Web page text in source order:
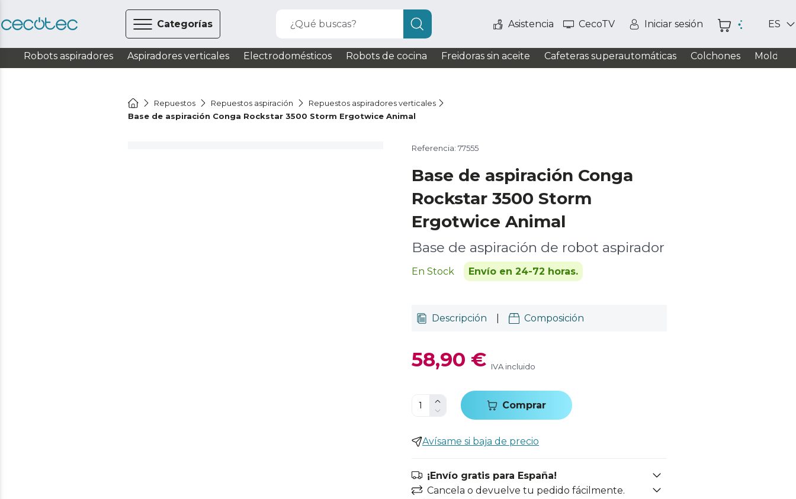
Categorías ¿Qué buscas? Asistencia CecoTV Iniciar sesión ES
Robots aspiradores Aspiradores verticales Electrodomésticos Robots de cocina Freidoras sin aceite Cafeteras superautomáticas Colchones
Repuestos Repuestos aspiración
Repuestos aspiradores verticales
Base de aspiración Conga Rockstar 3500 Storm Ergotwice Animal
Referencia: 77555
Base de aspiración Conga
Rockstar 3500 Storm
Ergotwice Animal
Base de aspiración de robot aspirador
En Stock Envío en 24-72 horas.
Descripción Composición
58,90 € IVA incluido
Comprar
Avísame si baja de precio
¡Envío gratis para España!
Cancela o devuelve tu pedido fácilmente.